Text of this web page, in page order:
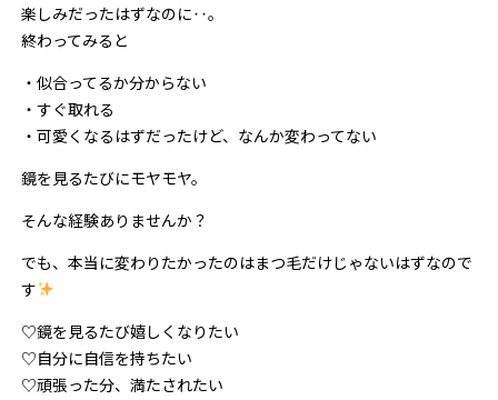
楽しみだったはずなのに‥。
終わってみると
・似合ってるか分からない
・すぐ取れる
・可愛くなるはずだったけど、なんか変わってない
鏡を見るたびにモヤモヤ。
そんな経験ありませんか？
でも、本当に変わりたかったのはまつ毛だけじゃないはずなので
す
♡鏡を見るたび嬉しくなりたい
♡自分に自信を持ちたい
♡頑張った分、満たされたい